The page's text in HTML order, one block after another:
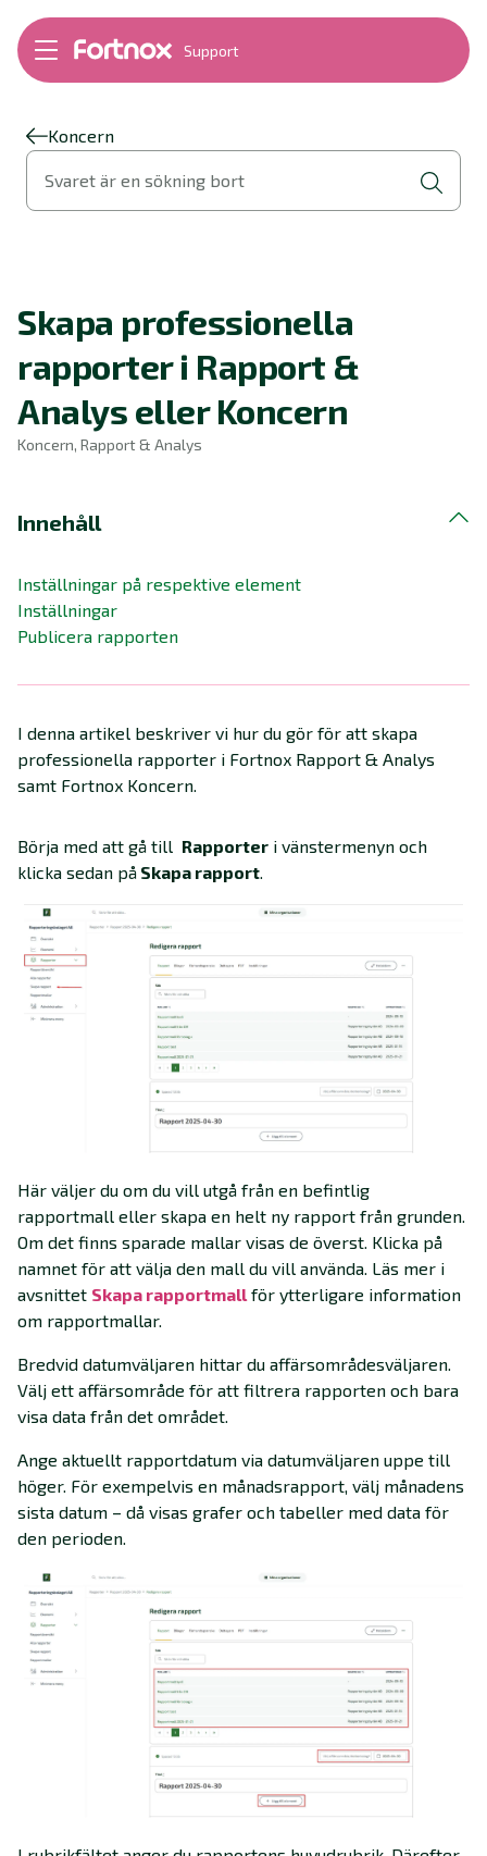
Support
Bokföring
Fakturering
Byt till Fortnox
Felsökning
Support Play
Nyheter
Ordlista
Koncern
Svaret är en sökning bort
Skapa professionella
rapporter i Rapport &
Analys eller Koncern
Koncern, Rapport & Analys
Innehåll
Inställningar på respektive element
Inställningar
Publicera rapporten
I denna artikel beskriver vi hur du gör för att skapa
professionella rapporter i Fortnox Rapport & Analys
samt Fortnox Koncern.
Börja med att gå till Rapporter i vänstermenyn och
klicka sedan på Skapa rapport.
Här väljer du om du vill utgå från en befintlig
rapportmall eller skapa en helt ny rapport från grunden.
Om det finns sparade mallar visas de överst. Klicka på
namnet för att välja den mall du vill använda. Läs mer i
avsnittet Skapa rapportmall för ytterligare information
om rapportmallar.
Bredvid datumväljaren hittar du affärsområdesväljaren.
Välj ett affärsområde för att filtrera rapporten och bara
visa data från det området.
Ange aktuellt rapportdatum via datumväljaren uppe till
höger. För exempelvis en månadsrapport, välj månadens
sista datum – då visas grafer och tabeller med data för
den perioden.